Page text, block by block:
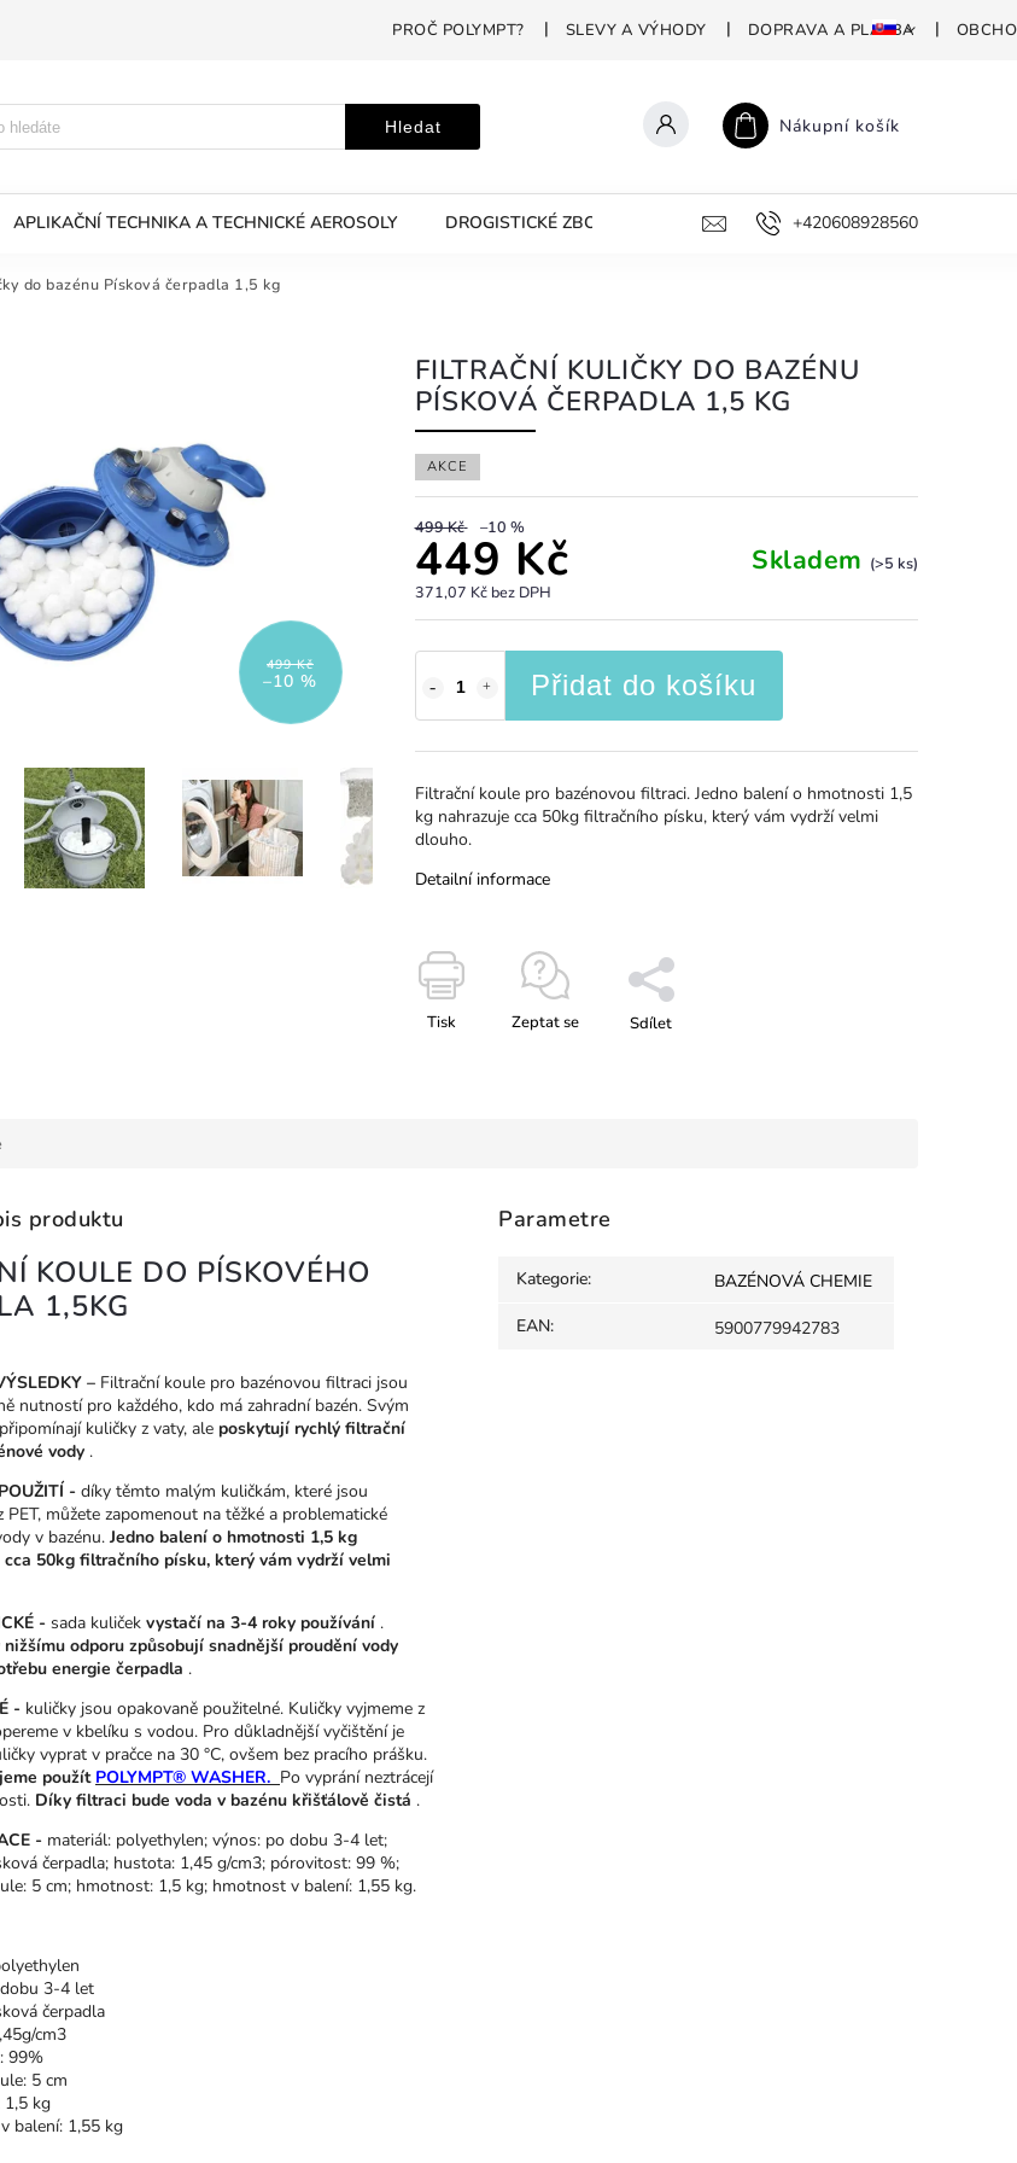
PROČ POLYMPT? SLEVY A VÝHODY DOPRAVA A PLATBA
Hledat Nákupní košík
APLIKAČNÍ TECHNIKA A TECHNICKÉ AEROSOLY DROGISTICKÉ ZBOŽÍ PROFESIONÁLNÍ DEZINFEKCE
+420608928560
do bazénu Písková čerpadla 1,5 kg
499 Kč
–10 %
FILTRAČNÍ KULIČKY DO BAZÉNU
PÍSKOVÁ ČERPADLA 1,5 KG
AKCE
499 Kč –10 %
449 Kč
371,07 Kč bez DPH
Skladem (>5 ks)
Přidat do košíku
Filtrační koule pro bazénovou filtraci. Jedno balení o hmotnosti 1,5
kg nahrazuje cca 50kg filtračního písku, který vám vydrží velmi
dlouho.
Detailní informace
Tisk Zeptat se Sdílet
produktu
KOULE DO PÍSKOVÉHO
1,5KG
– Filtrační koule pro bazénovou filtraci jsou
nutností pro každého, kdo má zahradní bazén. Svým
kuličky z vaty, ale poskytují rychlý filtrační
vody .
- díky těmto malým kuličkám, které jsou
PET, můžete zapomenout na těžké a problematické
v bazénu. Jedno balení o hmotnosti 1,5 kg
cca 50kg filtračního písku, který vám vydrží velmi
- sada kuliček vystačí na 3-4 roky používání .
odporu způsobují snadnější proudění vody
energie čerpadla .
- kuličky jsou opakovaně použitelné. Kuličky vyjmeme z
v kbelíku s vodou. Pro důkladnější vyčištění je
vyprat v pračce na 30 °C, ovšem bez pracího prášku.
použít POLYMPT® WASHER. Po vyprání neztrácejí
Díky filtraci bude voda v bazénu křišťálově čistá .
- materiál: polyethylen; výnos: po dobu 3-4 let;
čerpadla; hustota: 1,45 g/cm3; pórovitost: 99 %;
5 cm; hmotnost: 1,5 kg; hmotnost v balení: 1,55 kg.
3-4 let
čerpadla
cm3
99%
5 cm
kg
balení: 1,55 kg
Parametre
Kategorie:
BAZÉNOVÁ CHEMIE
EAN: 5900779942783